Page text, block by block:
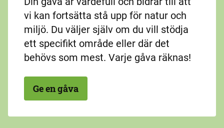
vi kan fortsätta stå upp för natur och
miljö. Du väljer själv om du vill stödja
ett specifikt område eller där det
behövs som mest. Varje gåva räknas!
Ge en gåva